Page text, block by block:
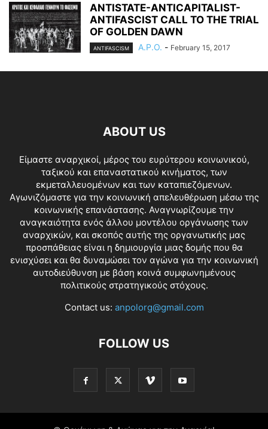
ANTISTATE-ANTICAPITALIST-
ANTIFASCIST CALL TO THE TRIAL
OF GOLDEN DAWN
ANTIFASCISM A.P.O. - February 15, 2017
ABOUT US
Είμαστε αναρχικοί, μέρος του ευρύτερου κοινωνικού,
ταξικού και επαναστατικού κινήματος, των
εκμεταλλευομένων και των καταπιεζόμενων.
Αγωνιζόμαστε για την κοινωνική απελευθέρωση μέσω της
κοινωνικής επανάστασης. Αναγνωρίζουμε την
αναγκαιότητα ενός άλλου μοντέλου οργάνωσης των
αναρχικών, και σκοπός αυτής της οργανωτικής μας
προσπάθειας είναι η δημιουργία μιας δομής που θα
ενισχύσει και θα δυναμώσει τον αγώνα για την κοινωνική
αυτοδιεύθυνση με βάση κοινά συμφωνημένους
πολιτικούς στρατηγικούς στόχους.
Contact us: anpolorg@gmail.com
FOLLOW US